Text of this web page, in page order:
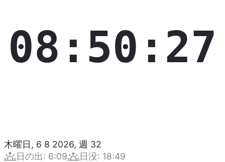
08:50:27
木曜日, 6 8 2026, 週 32
日の出: 6:09 日没: 18:49